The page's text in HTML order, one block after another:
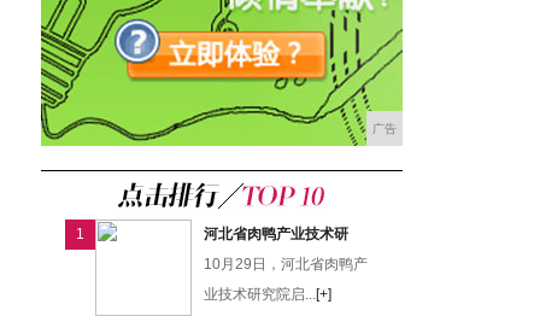
广告
1
河北省肉鸭产业技术研
10月29日，河北省肉鸭产
业技术研究院启...[+]